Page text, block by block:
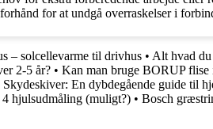
for at undgå overraskelser i
– solcellevarme til drivhus • Alt hvad
2-5 år? • Kan man bruge BORUP
Skydeskiver: En dybdegående guide til
hjulsudmåling (muligt?) • Bosch